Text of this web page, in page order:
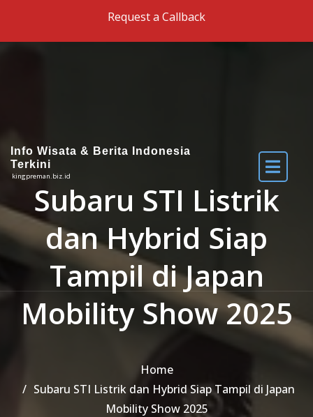
Request a Callback
Info Wisata & Berita Indonesia
Terkini
kingpreman.biz.id
Subaru STI Listrik
dan Hybrid Siap
Tampil di Japan
Mobility Show 2025
Home
Subaru STI Listrik dan Hybrid Siap Tampil di Japan
Mobility Show 2025